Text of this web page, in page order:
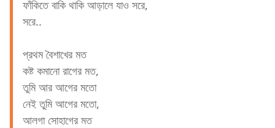
ফাঁকিতে বাকি থাকি আড়ালে যাও সরে,
সরে..
প্রথম বৈশাখের মত
কষ্ট কমানো রাগের মত,
তুমি আর আগের মতো
নেই তুমি আগের মতো,
আলগা সোহাগের মত